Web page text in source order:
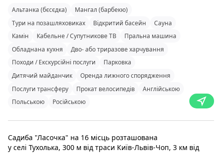
Альтанка (бєсєдка)
Мангал (барбекю)
Тури на позашляховиках
Відкритий басейн
Сауна
Камін
Кабельне / Супутникове ТВ
Пральна машина
Обладнана кухня
Дво- або триразове харчування
Походи / Екскурсійні послуги
Парковка
Дитячий майданчик
Оренда лижного спорядження
Послуги трансферу
Прокат велосипедів
Англійською
Польською
Російською
Садиба "Ласочка" на 16 місць розташована
у селі Тухолька, 300 м від траси Київ-Львів-Чоп, 3 км від